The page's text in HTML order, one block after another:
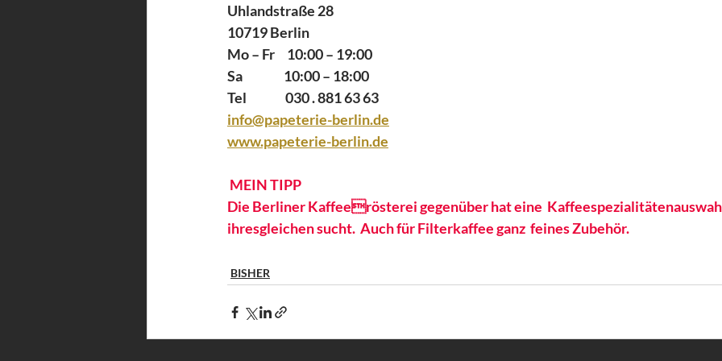
Uhlandstraße 28
10719 Berlin
Mo – Fr     10:00 – 19:00
Sa                 10:00 – 18:00
Tel                030 . 881 63 63
info@papeterie-berlin.de
www.papeterie-berlin.de
MEIN TIPP
Die Berliner Kaffeerösterei gegenüber hat eine
ihresgleichen sucht.  Auch für Filterkaffee ganz  feines Zubehör.
BISHER